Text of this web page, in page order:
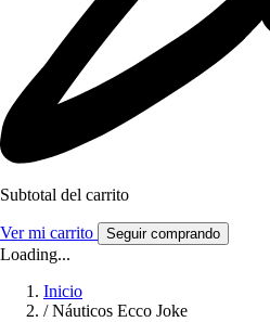
Subtotal del carrito
Ver mi carrito Seguir comprando
Loading...
Inicio
/ Náuticos Ecco Joke